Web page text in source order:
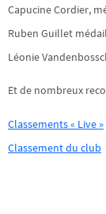
Capucine Cordier,
Ruben Guillet
Léonie
Et de nombreux
Classements « Live »
Classement du club